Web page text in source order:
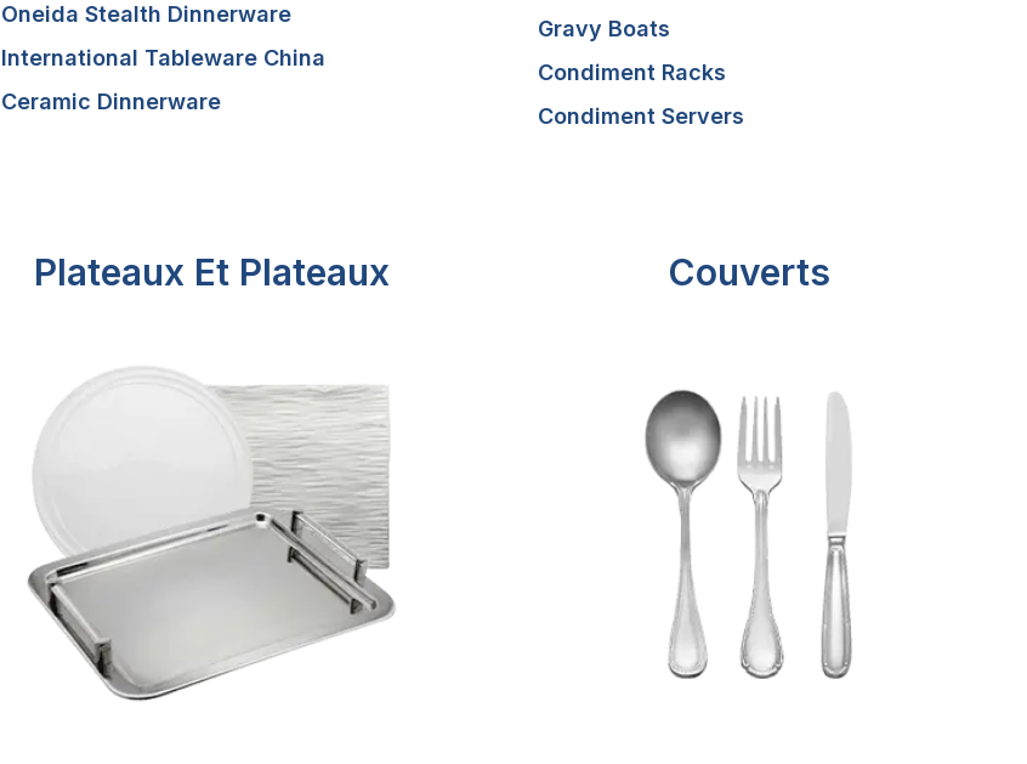
Oneida Stealth Dinnerware
International Tableware China
Ceramic Dinnerware
Gravy Boats
Condiment Racks
Condiment Servers
Plateaux Et Plateaux Couverts